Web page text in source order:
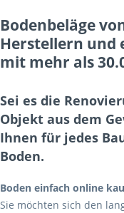
Bodenbeläge
Herstellern
mit mehr als
Sei es die
Objekt aus dem
Ihnen für jedes
Boden.
Boden einfach online
Sie möchten sich den